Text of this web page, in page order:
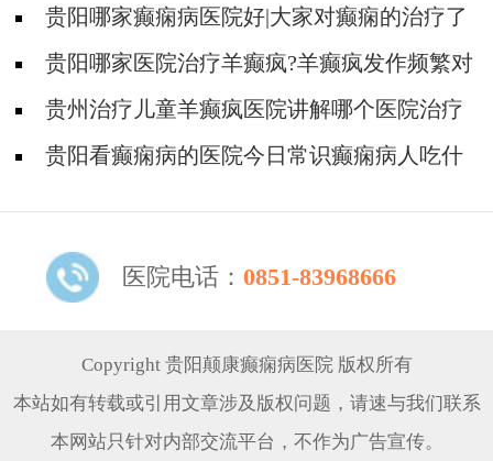
对身体有影响吗?
贵阳哪家癫痫病医院好|大家对癫痫的治疗了
解吗?贵阳哪家医院治疗羊癫疯?羊癫疯发作频繁对
身体有什么危害?
贵州治疗儿童羊癫疯医院讲解哪个医院治疗
羊儿疯好?
贵阳看癫痫病的医院今日常识癫痫病人吃什
医院电话： 0851-83968666
Copyright 贵阳颠康癫痫病医院 版权所有
本站如有转载或引用文章涉及版权问题，请速与我们联系
本网站只针对内部交流平台，不作为广告宣传。